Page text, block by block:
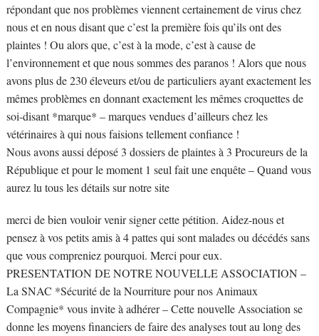
répondant que nos problèmes viennent certainement de virus chez
nous et en nous disant que c’est la première fois qu’ils ont des
plaintes ! Ou alors que, c’est à la mode, c’est à cause de
l’environnement et que nous sommes des paranos ! Alors que nous
avons plus de 230 éleveurs et/ou de particuliers ayant exactement les
mêmes problèmes en donnant exactement les mêmes croquettes de
soi-disant *marque* – marques vendues d’ailleurs chez les
vétérinaires à qui nous faisions tellement confiance !
Nous avons aussi déposé 3 dossiers de plaintes à 3 Procureurs de la
République et pour le moment 1 seul fait une enquête – Quand vous
aurez lu tous les détails sur notre site
merci de bien vouloir venir signer cette pétition. Aidez-nous et
pensez à vos petits amis à 4 pattes qui sont malades ou décédés sans
que vous compreniez pourquoi. Merci pour eux.
PRESENTATION DE NOTRE NOUVELLE ASSOCIATION –
La SNAC *Sécurité de la Nourriture pour nos Animaux
Compagnie* vous invite à adhérer – Cette nouvelle Association se
donne les moyens financiers de faire des analyses tout au long des